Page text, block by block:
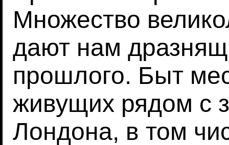
Множество
дают нам
прошлого. Быт
живущих рядом с
Лондона, в том